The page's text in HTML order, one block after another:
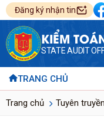
Đăng ký nhận tin
KIỂM
STATE AUDIT
TRANG CHỦ
Trang chủ Tuyên